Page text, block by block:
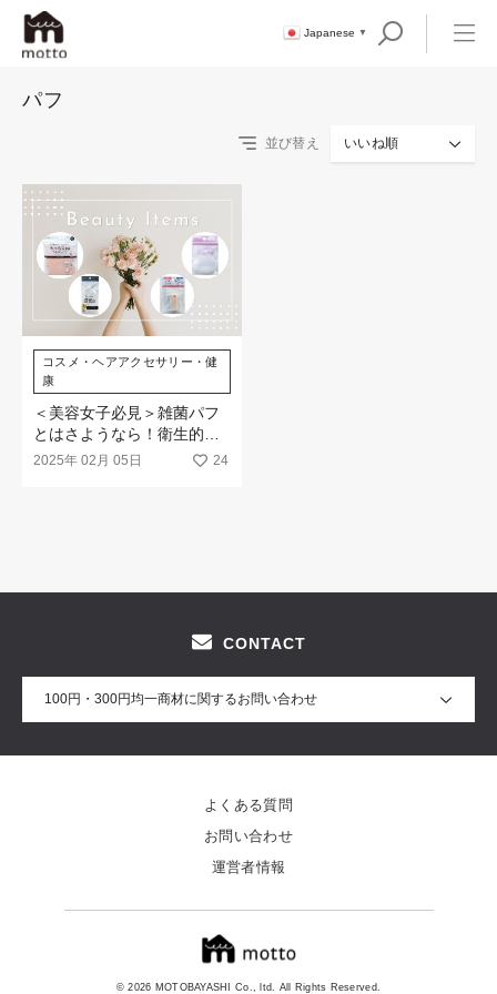
Japanese ▼
パフ
並び替え いいね順
コスメ・ヘアアクセサリー・健
康
＜美容女子必見＞雑菌パフ
とはさようなら！衛生的に
もおすすめビューティアイ
2025年 02月 05日 24
CONTACT
100円・300円均一商材に関するお問い合わせ
© 2026 MOTOBAYASHI Co., ltd. All Rights Reserved.
よくある質問
お問い合わせ
運営者情報